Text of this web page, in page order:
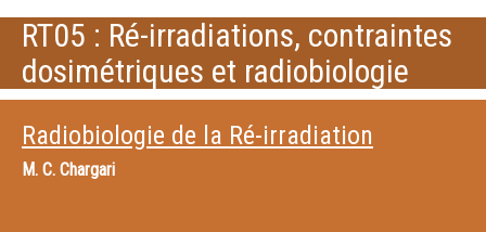
RT05 : Ré-irradiations, contraintes
dosimétriques et radiobiologie
Radiobiologie de la Ré-irradiation
M. C. Chargari